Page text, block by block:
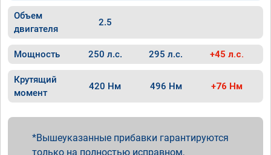
Объем
двигателя
2.5
Мощность 250 л.с. 295 л.с. +45 л.с.
Крутящий
момент
420 Нм 496 Нм +76 Нм
Вышеуказанные прибавки гарантируются
только на полностью исправном,